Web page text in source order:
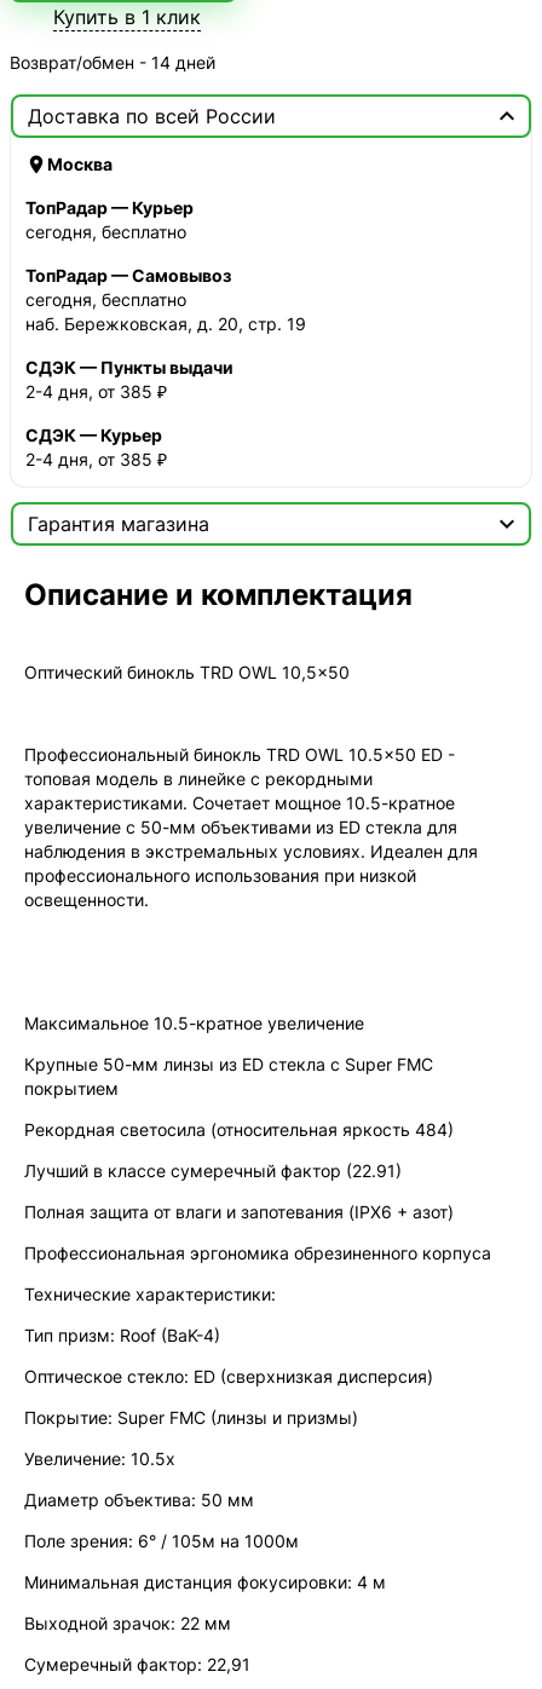
Купить в 1 клик
Возврат/обмен - 14 дней
Доставка по всей России 
Москва
ТопРадар — Курьер
сегодня, бесплатно
ТопРадар — Самовывоз
сегодня, бесплатно
наб. Бережковская, д. 20, стр. 19
СДЭК — Пункты выдачи
2-4 дня, от 385 ₽
СДЭК — Курьер
2-4 дня, от 385 ₽
Гарантия магазина


Мы продаём только оригинальную продукцию с
Описание и комплектация
Оптический бинокль TRD OWL 10,5x50
Профессиональный бинокль TRD OWL 10.5x50 ED -
топовая модель в линейке с рекордными
характеристиками. Сочетает мощное 10.5-кратное
увеличение с 50-мм объективами из ED стекла для
наблюдения в экстремальных условиях. Идеален для
профессионального использования при низкой
освещенности.
Максимальное 10.5-кратное увеличение
Крупные 50-мм линзы из ED стекла с Super FMC
покрытием
Рекордная светосила (относительная яркость 484)
Лучший в классе сумеречный фактор (22.91)
Полная защита от влаги и запотевания (IPX6 + азот)
Профессиональная эргономика обрезиненного корпуса
Технические характеристики:
Тип призм: Roof (BaK-4)
Оптическое стекло: ED (сверхнизкая дисперсия)
Покрытие: Super FMC (линзы и призмы)
Увеличение: 10.5х
Диаметр объектива: 50 мм
Поле зрения: 6° / 105м на 1000м
Минимальная дистанция фокусировки: 4 м
Выходной зрачок: 22 мм
Сумеречный фактор: 22,91